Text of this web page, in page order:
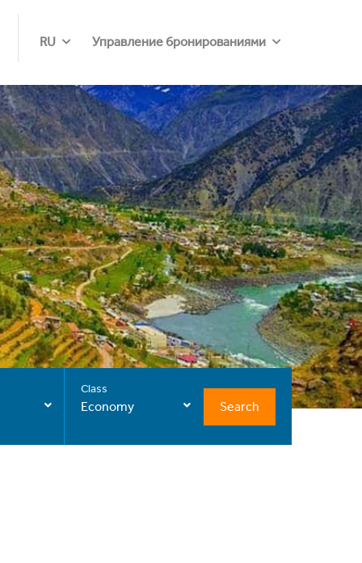
RU Управление бронированиями
Class
Economy Search